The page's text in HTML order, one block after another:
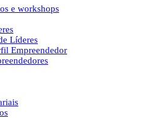
e workshops
Líderes
Empreendedor